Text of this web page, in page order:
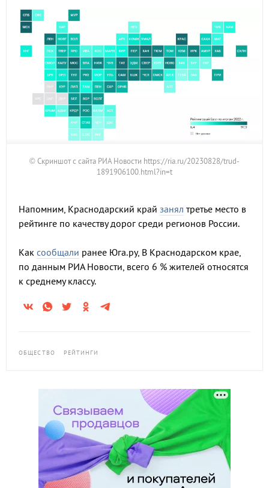
© Скриншот с сайта РИА Новости https://ria.ru/20230828/trud-
1891906100.html?in=t
Напомним, Краснодарский край занял третье место в
рейтинге по качеству дорог среди регионов России.
Как сообщали ранее Юга.ру, В Краснодарском крае,
по данным РИА Новости, всего 6 % жителей относятся
к среднему классу.
ОБЩЕСТВО РЕЙТИНГИ